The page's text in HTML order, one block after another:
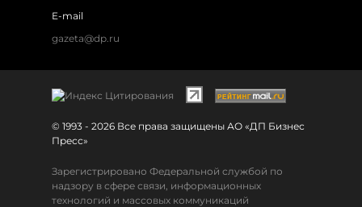
E-mail
gazeta@dp.ru
© 1993 - 2026 Все права защищены АО «ДП Бизнес
Пресс»
Зарегистрировано Федеральной службой по
надзору в сфере связи, информационных
технологий и массовых коммуникаций